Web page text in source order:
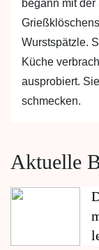
begann mit
Wurstspätzle.
Küche
ausprobiert.
schmecken.
Aktuelle